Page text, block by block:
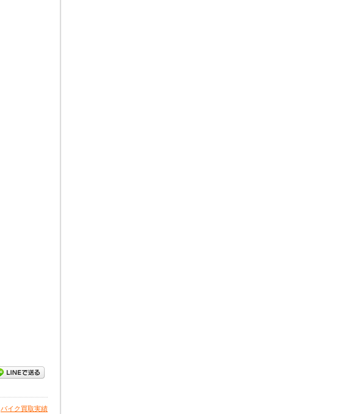
バイク買取実績